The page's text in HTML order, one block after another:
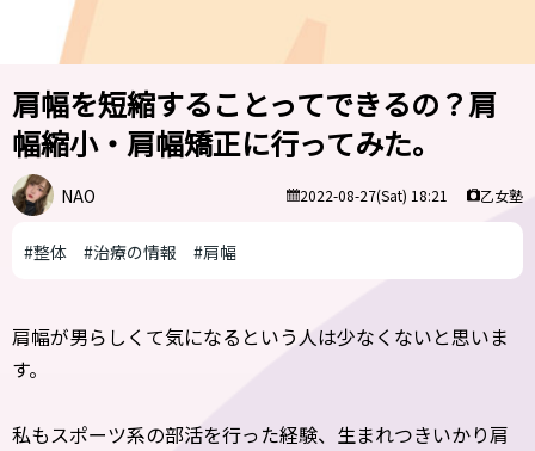
肩幅を短縮することってできるの？肩
幅縮小・肩幅矯正に行ってみた。
NAO 2022-08-27(Sat) 18:21 乙女塾
#整体 #治療の情報 #肩幅
肩幅が男らしくて気になるという人は少なくないと思いま
す。
私もスポーツ系の部活を行った経験、生まれつきいかり肩